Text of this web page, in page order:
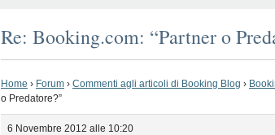
Re: Booking.com: “Partner o
Home › Forum › Commenti agli articoli di Booking Blog ›
o Predatore?”
6 Novembre 2012 alle 10:20